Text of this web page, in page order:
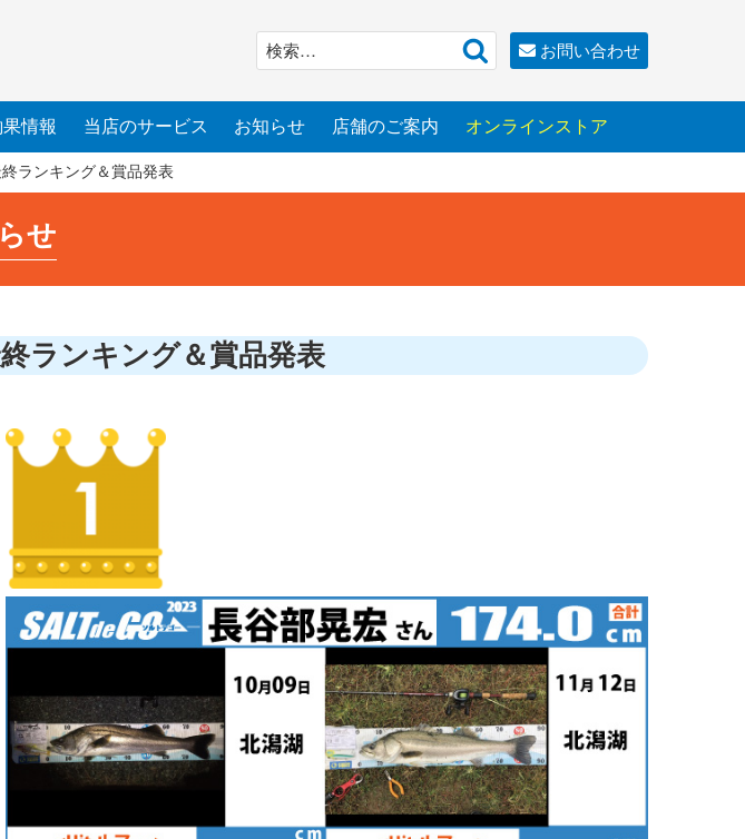
索:
お問い合わせ
情報 当店のサービス お知らせ 店舗のご案内 オンラインストア
ランキング＆賞品発表
せ
ランキング＆賞品発表